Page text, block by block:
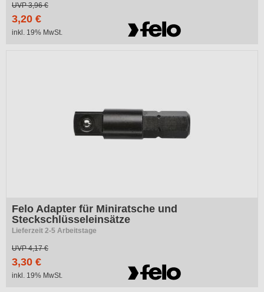
UVP3,96 €
3,20 €
inkl. 19% MwSt.
Felo Adapter für Miniratsche und
Steckschlüsseleinsätze
Lieferzeit 2-5 Arbeitstage
UVP4,17 €
3,30 €
inkl. 19% MwSt.